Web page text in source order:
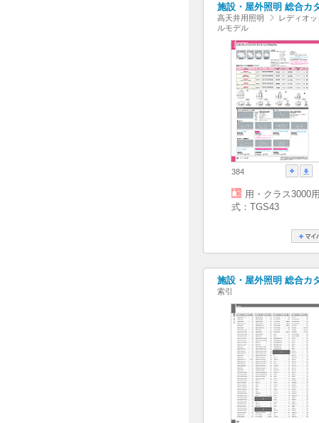
施設・屋外照明 総合カ
高天井用照明
レディオ
ルモデル
384
用・クラス3000
式：TGS43
施設・屋外照明 総合カ
索引